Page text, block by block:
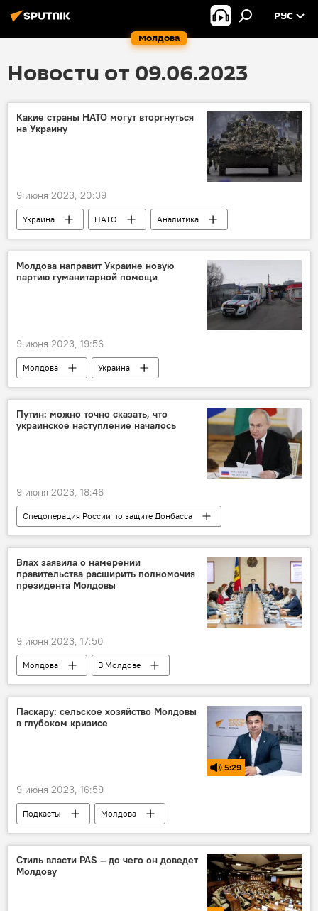
Молдова
РУС
Новости от 09.06.2023
Какие страны НАТО могут вторгнуться
на Украину
9 июня 2023, 20:39
Украина НАТО
Аналитика
В мире
Молдова направит Украине новую
партию гуманитарной помощи
9 июня 2023, 19:56
Молдова
Украина
гуманитарная помощь
Путин: можно точно сказать, что
украинское наступление началось
9 июня 2023, 18:46
Спецоперация России по защите Донбасса
Владимир Путин
Украина
Влах заявила о намерении
правительства расширить полномочия
президента Молдовы
9 июня 2023, 17:50
Молдова
В Молдове
правительство
Ирина Влах
Паскару: сельское хозяйство Молдовы
в глубоком кризисе
5:29
9 июня 2023, 16:59
Подкасты
Молдова
сельское хозяйство
В Молдове
Николай Паскару
Стиль власти PAS – до чего он доведет
Молдову